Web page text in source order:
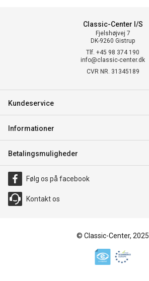
Classic-Center I/S
Fjelshøjvej 7
DK-9260 Gistrup
Tlf. +45 98 374 190
info@classic-center.dk
CVR NR. 31345189
Kundeservice
Informationer
Betalingsmuligheder
Følg os på facebook
Kontakt os
© Classic-Center, 2025